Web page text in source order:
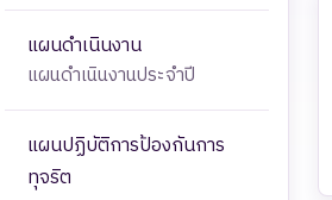
แผนดำเนินงาน
แผนดำเนินงานประจำปี
แผนปฏิบัติการป้องกันการ
ทุจริต